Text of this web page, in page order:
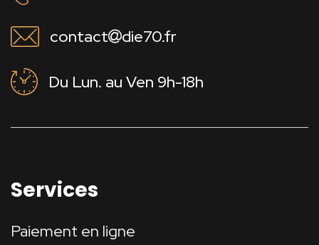
contact die70.fr
Du Lun. au Ven 9h-18h
Services
Paiement en ligne